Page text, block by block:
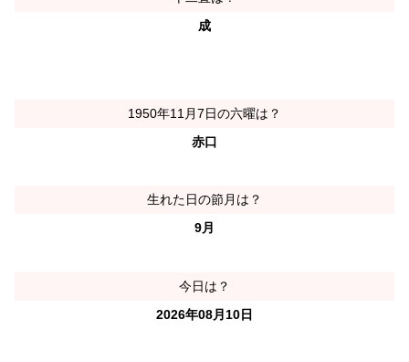
成
1950年11月7日の六曜は？
赤口
生れた日の節月は？
9月
今日は？
2026年08月10日